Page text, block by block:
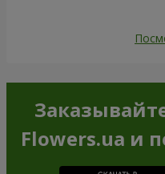
Flowers.ua и